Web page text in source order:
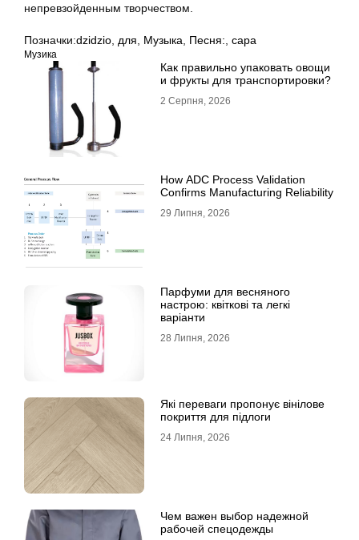
непревзойденным творчеством.
Позначки:dzidzio, для, Музыка, Песня:, сара
Музика
Как правильно упаковать овощи
и фрукты для транспортировки?
2 Серпня, 2026
How ADC Process Validation
Confirms Manufacturing Reliability
29 Липня, 2026
Парфуми для весняного
настрою: квіткові та легкі
варіанти
28 Липня, 2026
Які переваги пропонує вінілове
покриття для підлоги
24 Липня, 2026
Чем важен выбор надежной
рабочей спецодежды